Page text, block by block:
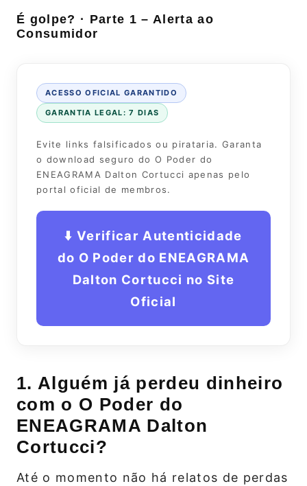
É golpe? · Parte 1 – Alerta ao
Consumidor
ACESSO OFICIAL GARANTIDO
GARANTIA LEGAL: 7 DIAS
Evite links falsificados ou pirataria. Garanta
o download seguro do O Poder do
ENEAGRAMA Dalton Cortucci apenas pelo
portal oficial de membros.
⬇️ Verificar Autenticidade
do O Poder do ENEAGRAMA
Dalton Cortucci no Site
Oficial
1. Alguém já perdeu dinheiro
com o O Poder do
ENEAGRAMA Dalton
Cortucci?
Até o momento não há relatos de perdas